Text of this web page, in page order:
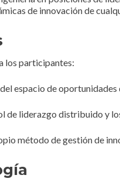
de innovación de
los participantes:
espacio de
de liderazgo distribuido y
método de gestión de